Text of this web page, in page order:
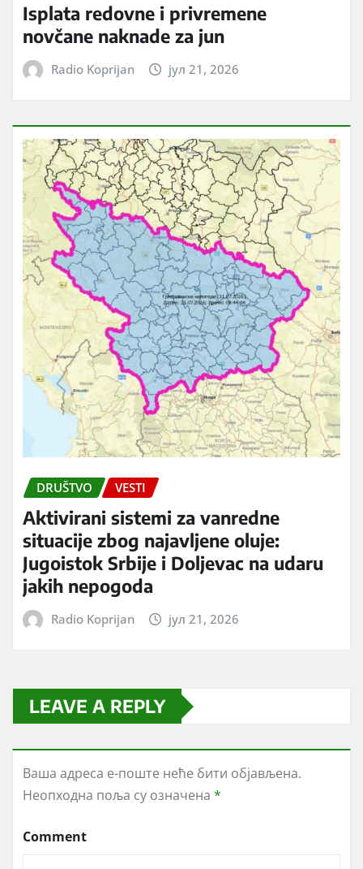
Isplata redovne i privremene
novčane naknade za jun
Radio Koprijan јул 21, 2026
DRUŠTVO VESTI
Aktivirani sistemi za vanredne
situacije zbog najavljene oluje:
Jugoistok Srbije i Doljevac na udaru
jakih nepogoda
Radio Koprijan јул 21, 2026
LEAVE A REPLY
Ваша адреса е-поште неће бити објављена.
Неопходна поља су означена *
Comment